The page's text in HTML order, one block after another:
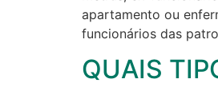
apartamento ou
funcionários das
QUAIS